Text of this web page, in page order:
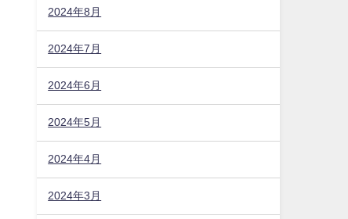
2024年8月
2024年7月
2024年6月
2024年5月
2024年4月
2024年3月